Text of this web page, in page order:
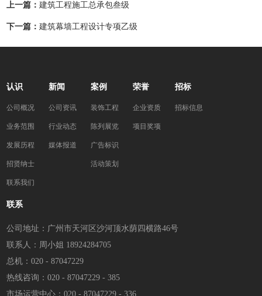
上一篇：建筑工程施工总承包叁级
下一篇：建筑幕墙工程设计专项乙级
认识
公司概况
业务范围
发展历程
招贤纳士
联系我们
新闻
公司资讯
行业动态
媒体报道
案例
装饰工程
陈列展览
广告标识
活动策划
荣誉
企业资质
项目奖项
招标
招标信息
联系
公司地址：广州市天河区沙河顶水荫四横路46号
联系人：周小姐 18924284705
总机：020 - 87047229
热线咨询：020 - 87047229 - 385
市场运营中心：020 - 87047229 - 336